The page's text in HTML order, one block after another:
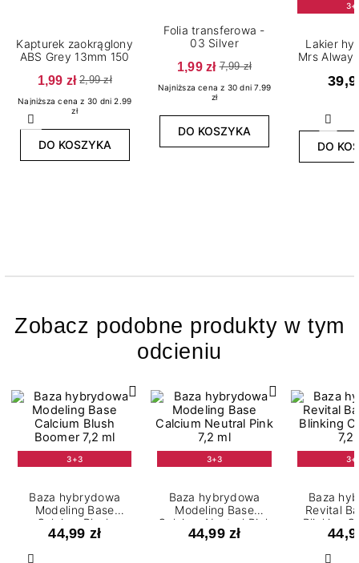
Poprzedni
Kapturek zaokrąglony
ABS Grey 13mm 150
1,99 zł 2,99 zł
Najniższa cena z 30 dni 2.99
zł
DO KOSZYKA
Folia transferowa -
03 Silver
1,99 zł 7,99 zł
Najniższa cena z 30 dni 7.99
zł
DO KOSZYKA
Lakier
Mrs Always
DO
Zobacz podobne produkty w tym
odcieniu
3+3
Baza hybrydowa
Modeling Base
Calcium Blush
Boomer 7,2 ml
44,99 zł
3+3
Baza hybrydowa
Modeling Base
Calcium Neutral Pink
7,2 ml
44,99 zł
Baza
Revital
Blinking
7,2